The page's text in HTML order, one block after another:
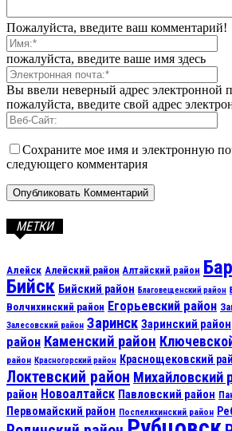
Пожалуйста, введите ваш комментарий!
пожалуйста, введите ваше имя здесь
Вы ввели неверный адрес электронной
пожалуйста, введите свой адрес
Сохраните мое имя и электронную
следующего комментария
МЕТКИ
Алейск Алейский район Алтайский район
Бийск Бийский район Благовещенский район
Волчихинский район Егорьевский район
Залесовский район Заринск Заринский район
район Каменский район
район Красногорский район Краснощековский
Локтевский район Михайловский
район Новоалтайск Павловский район
Первомайский район Поспелихинский район